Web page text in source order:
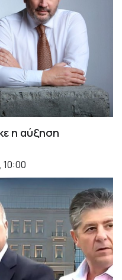
η αύξηση
10:00